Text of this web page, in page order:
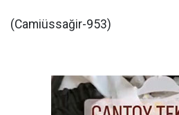
(Camiüssağir-953)